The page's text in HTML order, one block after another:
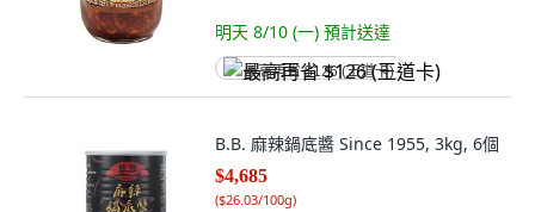
明天 8/10 (一) 預計送達
最高再省 $126 (王道卡)
B.B. 麻辣鍋底醬 Since 1955, 3kg, 6個
$4,685
($26.03/100g)